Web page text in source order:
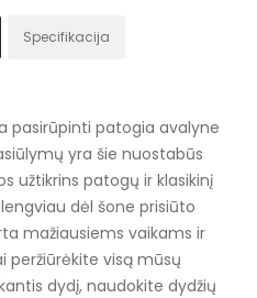
Specifikacija
pasirūpinti patogia avalyne
yra šie nuostabūs
užtikrins patogų ir klasikinį
dėl šone prisiūto
mažiausiems vaikams ir
peržiūrėkite visą mūsų
dydį, naudokite dydžių